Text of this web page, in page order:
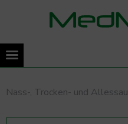
Nass-, Trocken- und